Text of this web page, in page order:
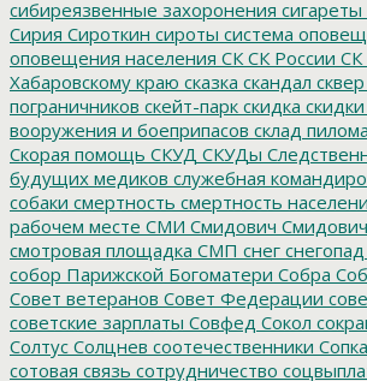
сибиреязвенные захоронения сигареты
Сирия Сироткин сироты система
оповещения населения СК СК России
Хабаровскому краю сказка скандал сквер
пограничников скейт-парк скидка
вооружения и боеприпасов склад
Скорая помощь СКУД СКУДы
будущих медиков служебная
собаки смертность смертность
рабочем месте СМИ Смидович
смотровая площадка СМП снег снегопад
собор Парижской Богоматери Собра
Совет ветеранов Совет Федерации
советские зарплаты Совфед Сокол
Солтус Солцнев соотечественники Сопка
сотовая связь сотрудничество